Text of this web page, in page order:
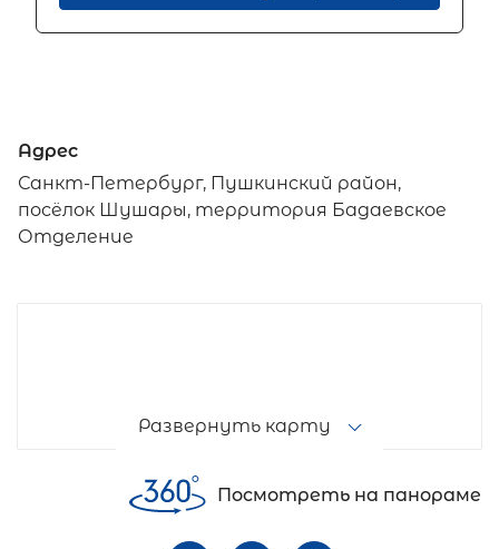
Адрес
Санкт-Петербург, Пушкинский район,
посёлок Шушары, территория Бадаевское
Отделение
Развернуть карту
Посмотреть на панораме